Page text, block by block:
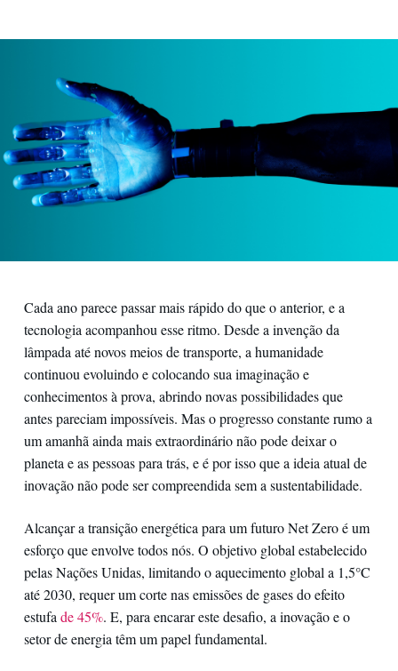
Cada ano parece passar mais rápido do que o anterior, e a
tecnologia acompanhou esse ritmo. Desde a invenção da
lâmpada até novos meios de transporte, a humanidade
continuou evoluindo e colocando sua imaginação e
conhecimentos à prova, abrindo novas possibilidades que
antes pareciam impossíveis. Mas o progresso constante rumo a
um amanhã ainda mais extraordinário não pode deixar o
planeta e as pessoas para trás, e é por isso que a ideia atual de
inovação não pode ser compreendida sem a sustentabilidade.
Alcançar a transição energética para um futuro Net Zero é um
esforço que envolve todos nós. O objetivo global estabelecido
pelas Nações Unidas, limitando o aquecimento global a 1,5°C
até 2030, requer um corte nas emissões de gases do efeito
estufa de 45%. E, para encarar este desafio, a inovação e o
setor de energia têm um papel fundamental.